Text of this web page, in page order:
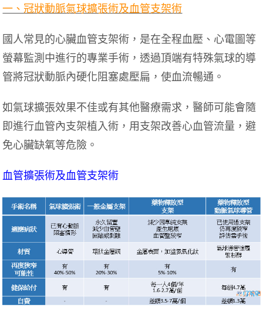
一、冠狀動脈氣球擴張術及血管支架術
國人常見的心臟血管支架術，是在全程血壓、心電圖等
螢幕監測中進行的專業手術，透過頂端有特殊氣球的導
管將冠狀動脈內硬化阻塞處壓扁，使血流暢通。
如氣球擴張效果不佳或有其他醫療需求，醫師可能會隨
即進行血管內支架植入術，用支架改善心血管流量，避
免心臟缺氧等危險。
血管擴張術及血管支架術